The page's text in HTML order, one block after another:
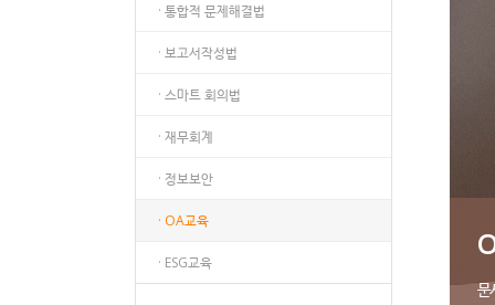
· 통합적 문제해결법
· 보고서작성법
· 스마트 회의법
· 재무회계
· 정보보안
· OA교육
· ESG교육
문